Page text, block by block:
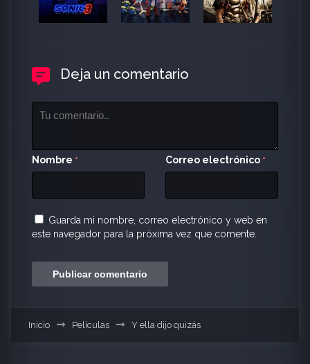
Deja un comentario
Nombre * Correo electrónico *
Guarda mi nombre, correo electrónico y web en
este navegador para la próxima vez que comente.
Inicio Películas Y ella dijo quizás